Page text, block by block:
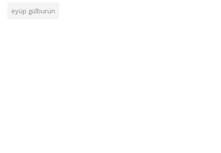
eyüp gülburun